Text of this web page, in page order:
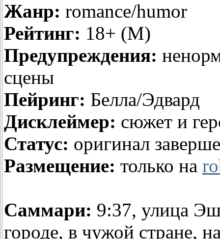
Жанр: romance/humor
Рейтинг: 18+ (M)
Предупреждения:
сцены
Пейринг: Белла/Эдвард
Дисклеймер: сюжет и
Статус: оригинал
Размещение: только на
Саммари: 9:37, улица
городе, в чужой стране,